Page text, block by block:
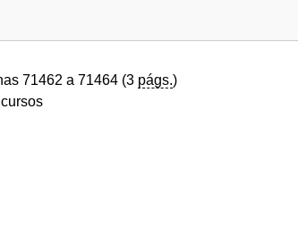
71462 a 71464 (3 págs.)